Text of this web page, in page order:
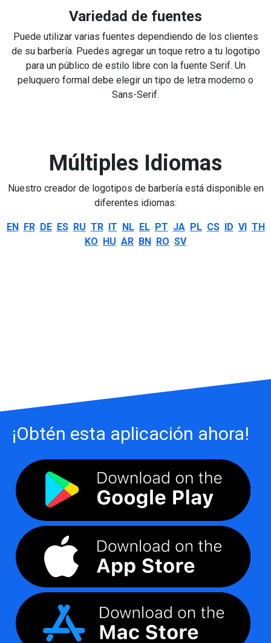
Variedad de fuentes
Puede utilizar varias fuentes dependiendo de los clientes
de su barbería. Puedes agregar un toque retro a tu logotipo
para un público de estilo libre con la fuente Serif. Un
peluquero formal debe elegir un tipo de letra moderno o
Sans-Serif.
Múltiples Idiomas
Nuestro creador de logotipos de barbería está disponible en
diferentes idiomas:
EN FR DE ES RU TR IT NL EL PT JA PL CS ID VI TH
KO HU AR BN RO SV
¡Obtén esta aplicación ahora!